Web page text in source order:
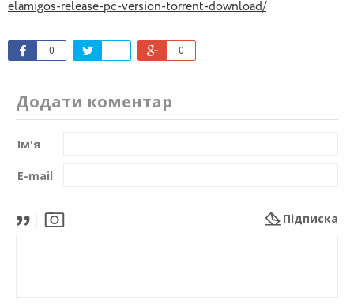
elamigos-release-pc-version-torrent-download/
0 0
Додати коментар
Ім'я
E-mail
Підписка